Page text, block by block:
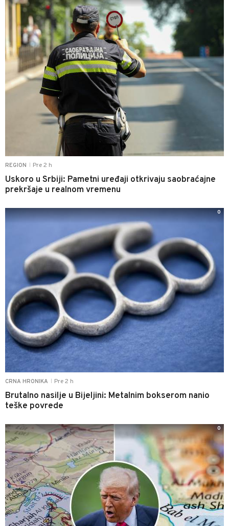
REGION Pre 2 h
Uskoro u Srbiji: Pametni uređaji otkrivaju saobraćajne
prekršaje u realnom vremenu
CRNA HRONIKA Pre 2 h
Brutalno nasilje u Bijeljini: Metalnim bokserom nanio
teške povrede
0
0